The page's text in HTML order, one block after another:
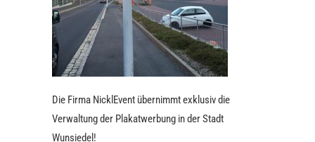
Die Firma NicklEvent übernimmt exklusiv die
Verwaltung der Plakatwerbung in der Stadt
Wunsiedel!